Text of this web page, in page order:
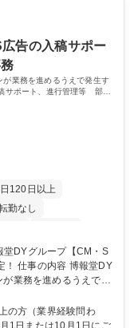
復職手続き等の労務サ
拠点運営に関わる管理
生は充実しているとと
告の入稿サポー
業務を進めるうえで発生す
サポート、進行管理等 部内
120日以上
勤なし
DY
業務を進めるうえで発
広告の入稿サポー
せします。 ◆得意
管理、確認 ◆広告出稿
の方（業界経験問わ
1日または10月1日にご